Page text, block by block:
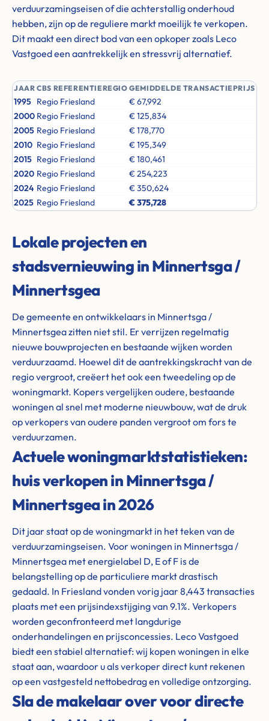
verduurzamingseisen of die achterstallig onderhoud
hebben, zijn op de reguliere markt moeilijk te verkopen.
Dit maakt een direct bod van een opkoper zoals Leco
Vastgoed een aantrekkelijk en stressvrij alternatief.
JAAR CBS REFERENTIEREGIO GEMIDDELDE TRANSACTIEPRIJS
1995 Regio Friesland
€ 67,992
2000 Regio Friesland
€ 125,834
2005 Regio Friesland
€ 178,770
2010 Regio Friesland
€ 195,349
2015 Regio Friesland
€ 180,461
2020 Regio Friesland
€ 254,223
2024 Regio Friesland
€ 350,624
2025 Regio Friesland € 375,728
Lokale projecten en
stadsvernieuwing in Minnertsga /
Minnertsgea
De gemeente en ontwikkelaars in Minnertsga /
Minnertsgea zitten niet stil. Er verrijzen regelmatig
nieuwe bouwprojecten en bestaande wijken worden
verduurzaamd. Hoewel dit de aantrekkingskracht van de
regio vergroot, creëert het ook een tweedeling op de
woningmarkt. Kopers vergelijken oudere, bestaande
woningen al snel met moderne nieuwbouw, wat de druk
op verkopers van oudere panden vergroot om fors te
verduurzamen.
Actuele woningmarktstatistieken:
huis verkopen in Minnertsga /
Minnertsgea in 2026
Dit jaar staat op de woningmarkt in het teken van de
verduurzamingseisen. Voor woningen in Minnertsga /
Minnertsgea met energielabel D, E of F is de
belangstelling op de particuliere markt drastisch
gedaald. In Friesland vonden vorig jaar 8,443 transacties
plaats met een prijsindexstijging van 9.1%. Verkopers
worden geconfronteerd met langdurige
onderhandelingen en prijsconcessies. Leco Vastgoed
biedt een stabiel alternatief: wij kopen woningen in elke
staat aan, waardoor u als verkoper direct kunt rekenen
op een vastgesteld nettobedrag en volledige ontzorging.
Sla de makelaar over voor directe